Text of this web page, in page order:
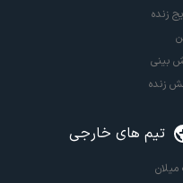
زنده
بینی
زنده
تیم های خارجی